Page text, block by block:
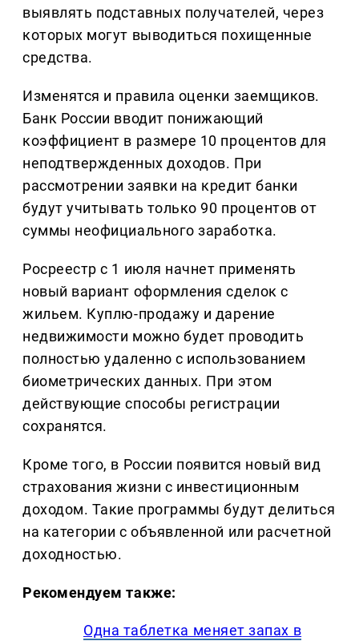
выявлять подставных получателей, через
которых могут выводиться похищенные
средства.
Изменятся и правила оценки заемщиков.
Банк России вводит понижающий
коэффициент в размере 10 процентов для
неподтвержденных доходов. При
рассмотрении заявки на кредит банки
будут учитывать только 90 процентов от
суммы неофициального заработка.
Росреестр с 1 июля начнет применять
новый вариант оформления сделок с
жильем. Куплю-продажу и дарение
недвижимости можно будет проводить
полностью удаленно с использованием
биометрических данных. При этом
действующие способы регистрации
сохранятся.
Кроме того, в России появится новый вид
страхования жизни с инвестиционным
доходом. Такие программы будут делиться
на категории с объявленной или расчетной
доходностью.
Рекомендуем также:
Одна таблетка меняет запах в